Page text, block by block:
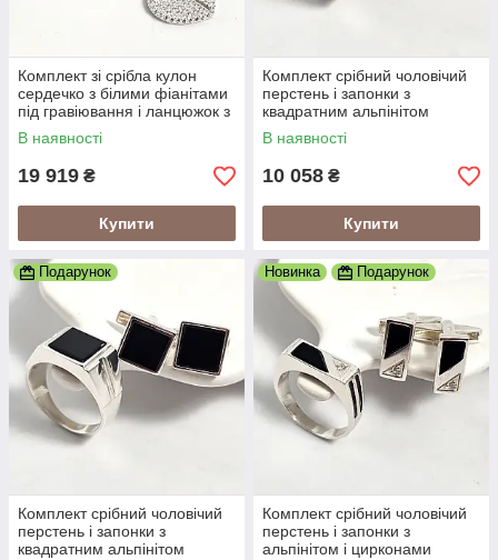
Комплект зі срібла кулон
сердечко з білими фіанітами
під гравіювання і ланцюжок з
плетінням снейк 45 см
В наявності
19 919 ₴
Купити
Комплект срібний чоловічий
перстень і запонки з
квадратним альпінітом
В наявності
10 058 ₴
Купити
Подарунок
Комплект срібний чоловічий
перстень і запонки з
квадратним альпінітом
Новинка Подарунок
Комплект срібний чоловічий
перстень і запонки з
альпінітом і цирконами